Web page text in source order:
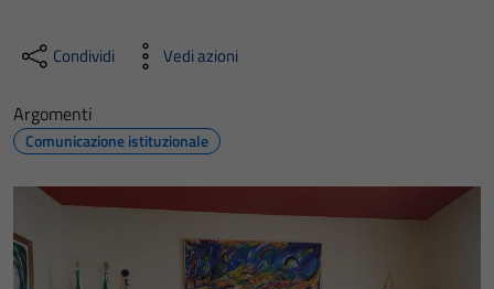
Condividi Vedi azioni
Argomenti
Comunicazione istituzionale